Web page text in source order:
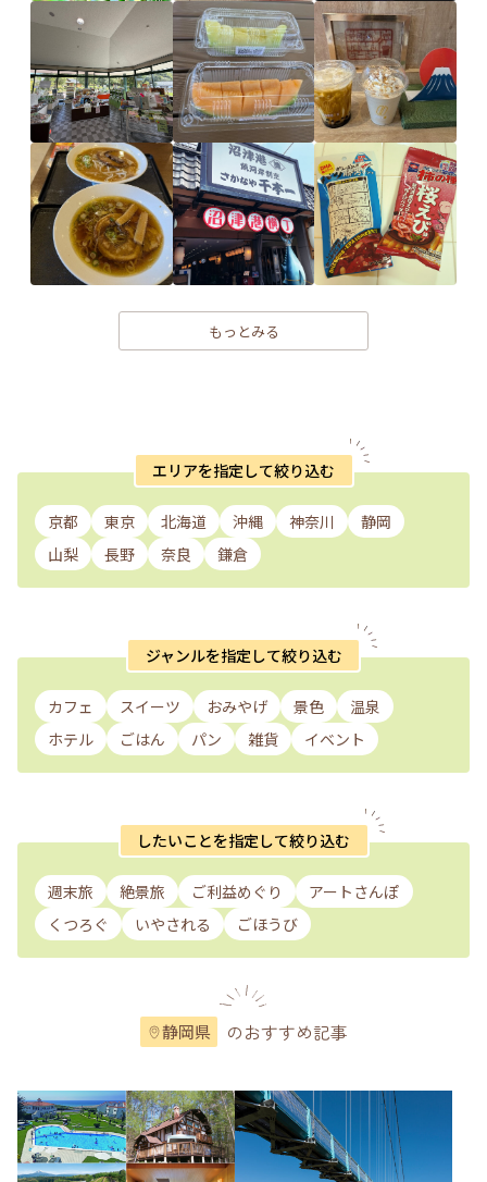
もっとみる
エリアを指定して絞り込む
京都 東京 北海道 沖縄 神奈川
静岡
山梨
長野 奈良 鎌倉
ジャンルを指定して絞り込む
カフェ スイーツ おみやげ 景色
温泉
ホテル
ごはん パン 雑貨 イベント
したいことを指定して絞り込む
週末旅 絶景旅 ご利益めぐり
アートさんぽ
くつろぐ
いやされる ごほうび
静岡県 のおすすめ記事